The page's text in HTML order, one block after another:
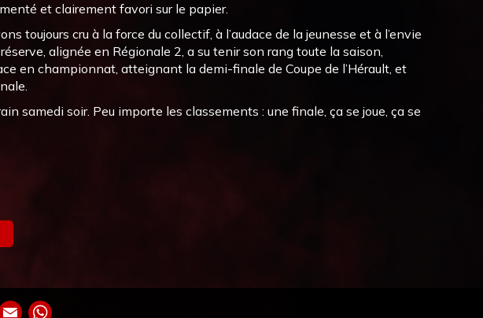
et clairement favori sur le papier.
toujours cru à la force du collectif, à l’audace de la jeunesse et à l’envie
alignée en Régionale 2, a su tenir son rang toute la saison,
en championnat, atteignant la demi-finale de Coupe de l’Hérault, et
samedi soir. Peu importe les classements : une finale, ça se joue, ça se